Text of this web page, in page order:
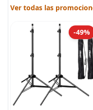
Ver todas las
-49%